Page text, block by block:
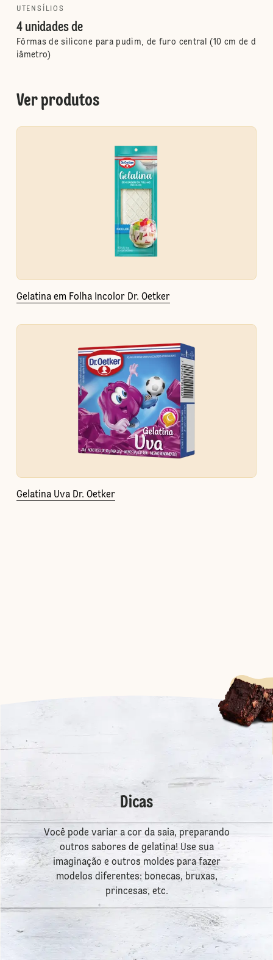
UTENSÍLIOS
4 unidades de
Fôrmas de silicone para pudim, de furo central (10 cm de d
iâmetro)
Ver produtos
Gelatina em Folha Incolor Dr. Oetker
Gelatina Uva Dr. Oetker
Dicas
Você pode variar a cor da saia, preparando
outros sabores de gelatina! Use sua
imaginação e outros moldes para fazer
modelos diferentes: bonecas, bruxas,
princesas, etc.